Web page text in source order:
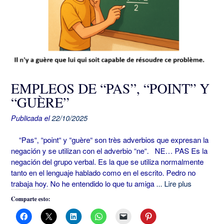
EMPLEOS DE “PAS”, “POINT” Y
“GUÈRE”
Publicada el22/10/2025
“Pas“, “point“ y “guère“ son très adverbios que expresan la
negación y se utilizan con el adverbio “ne“. NE… PAS Es la
negación del grupo verbal. Es la que se utiliza normalmente
tanto en el lenguaje hablado como en el escrito. Pedro no
trabaja hoy. No he entendido lo que tu amiga ... Lire plus
Comparte esto: